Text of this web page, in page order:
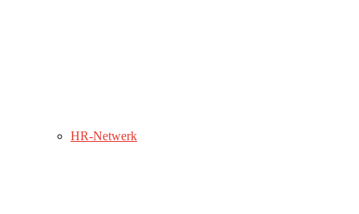
HR-Netwerk